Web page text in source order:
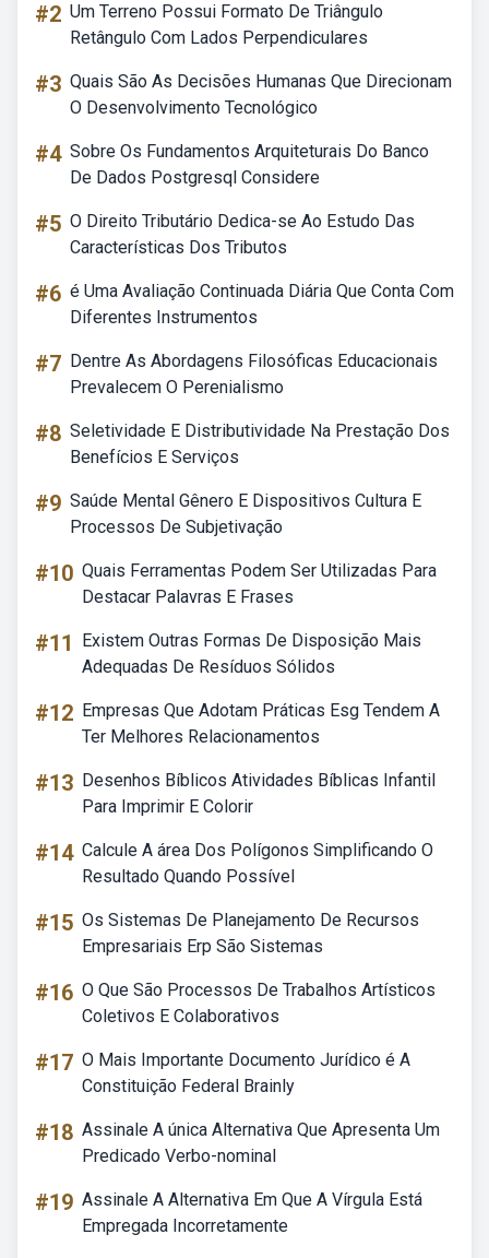
#2 Um Terreno Possui Formato De Triângulo
Retângulo Com Lados Perpendiculares
#3 Quais São As Decisões Humanas Que Direcionam
O Desenvolvimento Tecnológico
#4 Sobre Os Fundamentos Arquiteturais Do Banco
De Dados Postgresql Considere
#5 O Direito Tributário Dedica-se Ao Estudo Das
Características Dos Tributos
#6 é Uma Avaliação Continuada Diária Que Conta Com
Diferentes Instrumentos
#7 Dentre As Abordagens Filosóficas Educacionais
Prevalecem O Perenialismo
#8 Seletividade E Distributividade Na Prestação Dos
Benefícios E Serviços
#9 Saúde Mental Gênero E Dispositivos Cultura E
Processos De Subjetivação
#10 Quais Ferramentas Podem Ser Utilizadas Para
Destacar Palavras E Frases
#11
Existem Outras Formas De Disposição Mais
Adequadas De Resíduos Sólidos
#12 Empresas Que Adotam Práticas Esg Tendem A
Ter Melhores Relacionamentos
#13 Desenhos Bíblicos Atividades Bíblicas Infantil
Para Imprimir E Colorir
#14 Calcule A área Dos Polígonos Simplificando O
Resultado Quando Possível
#15 Os Sistemas De Planejamento De Recursos
Empresariais Erp São Sistemas
#16 O Que São Processos De Trabalhos Artísticos
Coletivos E Colaborativos
#17 O Mais Importante Documento Jurídico é A
Constituição Federal Brainly
#18 Assinale A única Alternativa Que Apresenta Um
Predicado Verbo-nominal
#19 Assinale A Alternativa Em Que A Vírgula Está
Empregada Incorretamente